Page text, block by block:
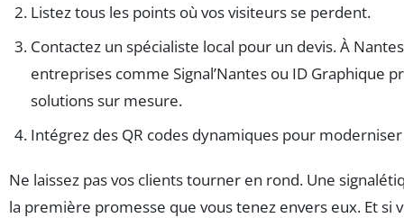
Listez tous les points où vos visiteurs se perdent.
Contactez un spécialiste local pour un devis. À
entreprises comme Signal’Nantes ou ID Graphique
solutions sur mesure.
Intégrez des QR codes dynamiques pour
Ne laissez pas vos clients tourner en rond. Une
la première promesse que vous tenez envers eux. Et si